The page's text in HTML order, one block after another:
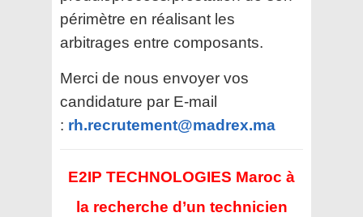
périmètre en réalisant les
arbitrages entre composants.
Merci de nous envoyer vos
candidature par E-mail
: rh.recrutement@madrex.ma
E2IP TECHNOLOGIES Maroc à
la recherche d’un technicien